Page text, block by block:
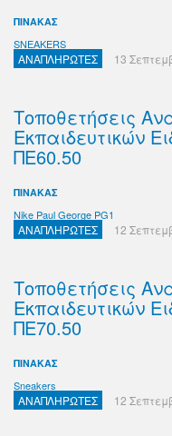
ΠΙΝΑΚΑΣ
SNEAKERS
ΑΝΑΠΛΗΡΩΤΕΣ 13
Τοποθετήσεις
Εκπαιδευτικών
ΠΕ60.50
ΠΙΝΑΚΑΣ
Nike Paul George PG1
ΑΝΑΠΛΗΡΩΤΕΣ 12
Τοποθετήσεις
Εκπαιδευτικών
ΠΕ70.50
ΠΙΝΑΚΑΣ
Sneakers
ΑΝΑΠΛΗΡΩΤΕΣ 12